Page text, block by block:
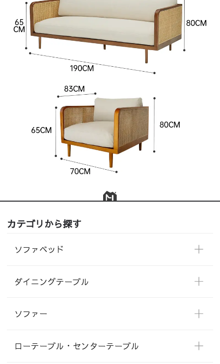
カテゴリから探す
ソファベッド
ダイニングテーブル
ソファー
ローテーブル・センターテーブル